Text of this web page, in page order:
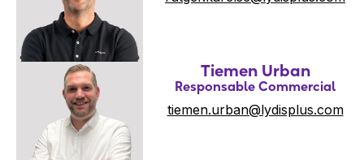
Tiemen Urban
Responsable Commercial
tiemen.urban@lydisplus.com